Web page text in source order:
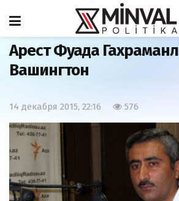
Главная Азербайджан
Арест Фуада
Вашингтон
14 декабря 2015, 22:16 576